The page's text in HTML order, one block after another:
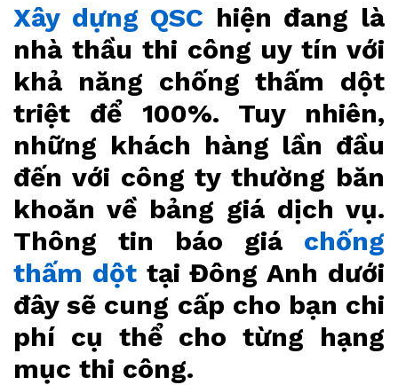
Xây dựng QSC hiện đang là
nhà thầu thi công uy tín với
khả năng chống thấm dột
triệt để 100%. Tuy nhiên,
những khách hàng lần đầu
đến với công ty thường băn
khoăn về bảng giá dịch vụ.
Thông tin báo giá chống
thấm dộttại Đông Anh dưới
đây sẽ cung cấp cho bạn chi
phí cụ thể cho từng hạng
mục thi công.